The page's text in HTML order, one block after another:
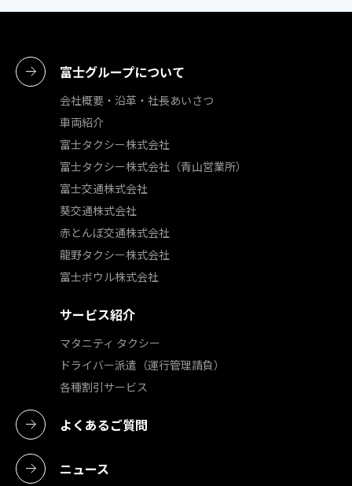
富士グループについて
会社概要・沿⾰・社⻑あいさつ
⾞両紹介
富⼠タクシー株式会社
富⼠タクシー株式会社（⻘⼭営業所）
富⼠交通株式会社
葵交通株式会社
⾚とんぼ交通株式会社
⿓野タクシー株式会社
富⼠ボウル株式会社
サービス紹介
マタニティ タクシー
ドライバー派遣（運⾏管理請負）
各種割引サービス
よくあるご質問
ニュース